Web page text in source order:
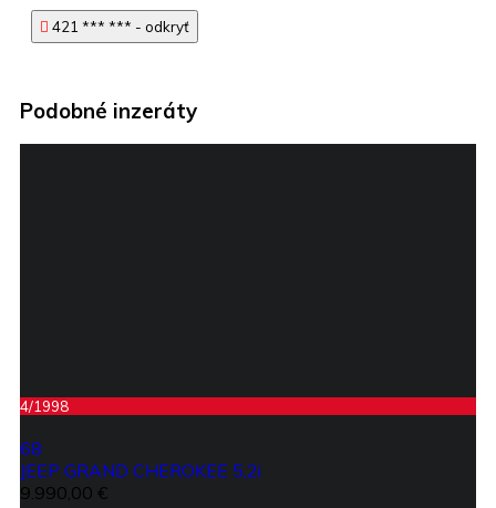
421 *** *** - odkryť
Podobné inzeráty
4/1998
68
JEEP GRAND CHEROKEE 5,2i
9.990,00 €